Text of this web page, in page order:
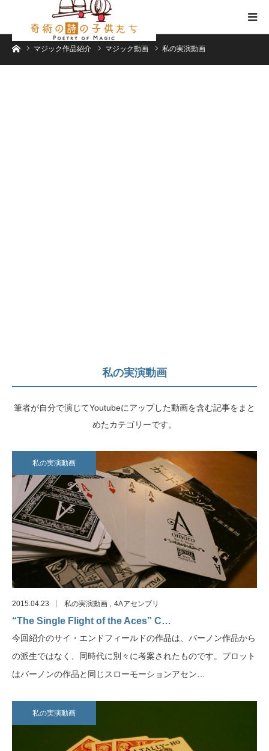
ホームマジック作品紹介 マジック動画 私の実演動画
私の実演動画
筆者が自分で演じてYoutubeにアップした動画を含む記事をまと
めたカテゴリーです。
私の実演動画
2015.04.23 私の実演動画 4Aアセンブリ
“The Single Flight of the Aces” C…
今回紹介のサイ・エンドフィールドの作品は、バーノン作品から
の派生ではなく、同時代に別々に考案されたものです。プロット
はバーノンの作品と同じスローモーションアセン…
私の実演動画